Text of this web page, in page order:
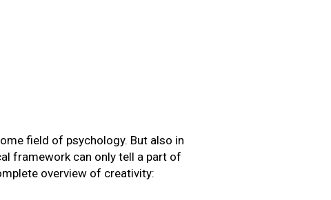
field of psychology. But also in
framework can only tell a part of
overview of creativity: